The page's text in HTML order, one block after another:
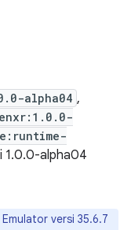
alpha04 ,
1.0.0-alpha04
versi 35.6.7